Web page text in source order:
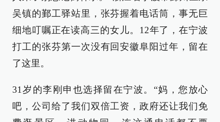
吴镇的鄞工驿站里，张芬握着电话筒，事无巨
细地叮嘱正在读高三的女儿。12年了，在宁波
打工的张芬第一次没有回安徽阜阳过年，留在
了这里。
31岁的李刚申也选择留在宁波。“妈，您放心
吧，公司给了我们双倍工资，政府还让我们免